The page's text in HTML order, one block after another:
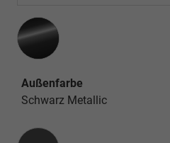
Außenfarbe
Schwarz Metallic
Innenausstattung